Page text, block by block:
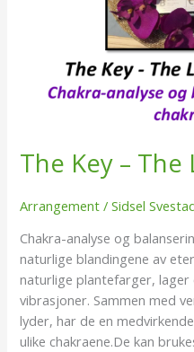
The Key –
Arrangement /Sidsel
Chakra-analyse og
naturlige blandingene av
naturlige plantefarger, lager
vibrasjoner. Sammen med
lyder, har de en
ulike chakraene.De kan